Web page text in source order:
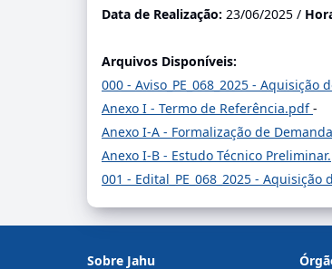
Data de Realização: 23/06/2025 /
Arquivos Disponíveis:
000 - Aviso_PE_068_2025 - Aquisição
Anexo I - Termo de Referência.pdf-
Anexo I-A - Formalização de
Anexo I-B - Estudo Técnico
001 - Edital_PE_068_2025 -
Sobre Jahu